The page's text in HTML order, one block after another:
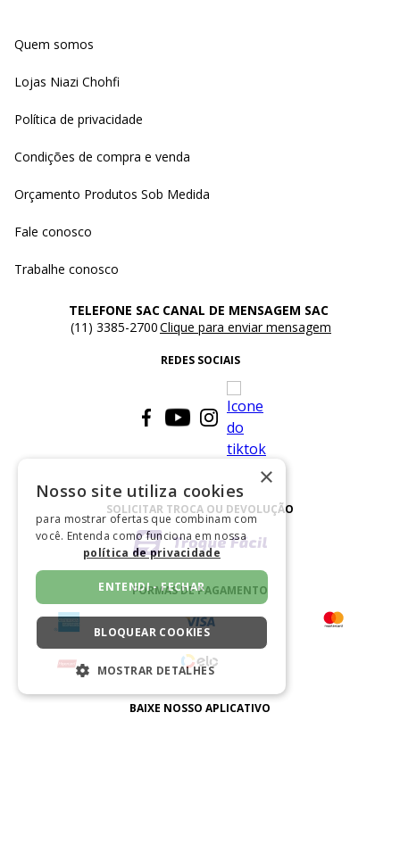
Quem somos
Lojas Niazi Chohfi
Política de privacidade
Condições de compra e venda
Orçamento Produtos Sob Medida
Fale conosco
Trabalhe conosco
TELEFONE SAC
(11) 3385-2700
CANAL DE MENSAGEM SAC
Clique para enviar mensagem
REDES SOCIAIS
SOLICITAR TROCA OU DEVOLUÇÃO
FORMAS DE PAGAMENTO
BAIXE NOSSO APLICATIVO
×
Nosso site utiliza cookies
para mostrar ofertas que combinam com
você. Entenda como funciona em nossa
política de privacidade
ENTENDI - FECHAR
BLOQUEAR COOKIES
MOSTRAR DETALHES
ESTRITAMENTE NECESSÁRIOS